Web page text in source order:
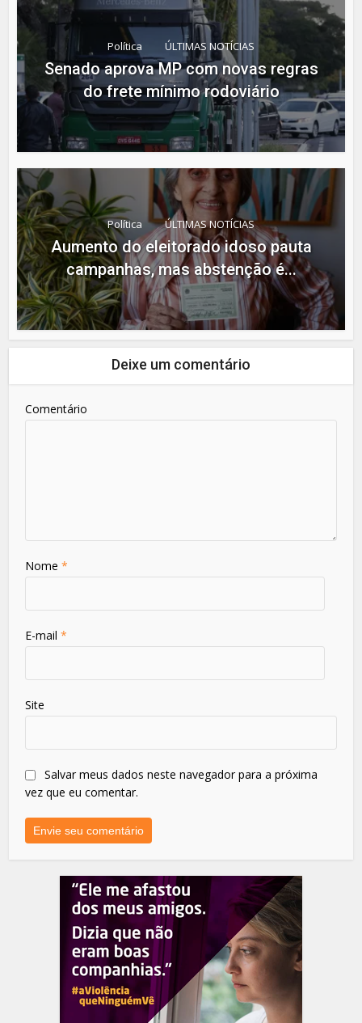
Política ÚLTIMAS NOTÍCIAS
Senado aprova MP com novas regras
do frete mínimo rodoviário
Política ÚLTIMAS NOTÍCIAS
Aumento do eleitorado idoso pauta
campanhas, mas abstenção é...
Deixe um comentário
Comentário
Nome*
E-mail*
Site
Salvar meus dados neste navegador para a próxima
vez que eu comentar.